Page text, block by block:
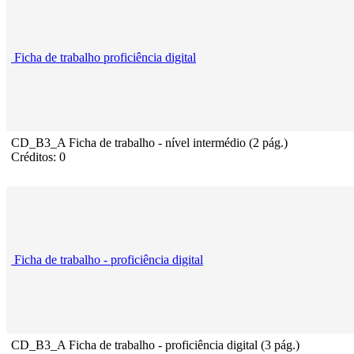
Ficha de trabalho proficiência digital
CD_B3_A Ficha de trabalho - nível intermédio (2 pág.)
Créditos: 0
Ficha de trabalho - proficiência digital
CD_B3_A Ficha de trabalho - proficiência digital (3 pág.)